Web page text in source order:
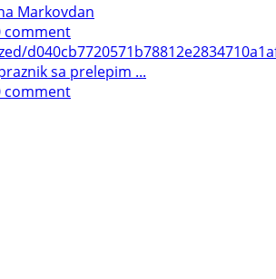
Markovdan
comment
sa prelepim ...
comment